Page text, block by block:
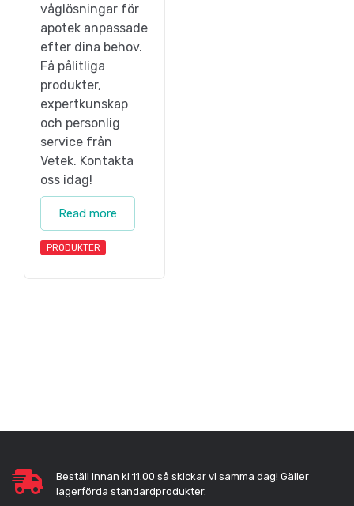
våglösningar för
apotek anpassade
efter dina behov.
Få pålitliga
produkter,
expertkunskap
och personlig
service från
Vetek. Kontakta
oss idag!
Read more
PRODUKTER
Beställ innan kl 11.00 så skickar vi samma dag! Gäller
lagerförda standardprodukter.